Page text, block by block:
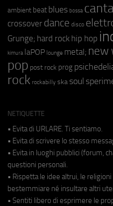
ambient beat blues bossa
crossover dance disco
Grunge; hard rock hip hop
kimura laPOP lounge metal; new
pop post rock prog
rock rockabilly ska soul
NETIQUETTE
• Evita di URLARE. Ti sentiamo.
• Evita di scrivere lo stesso
• Evita in luoghi pubblici (forum,
questioni personali.
• Rispetta le idee altrui, le
bestemmiare né insultare altri
• Sentiti libero di esprimere le